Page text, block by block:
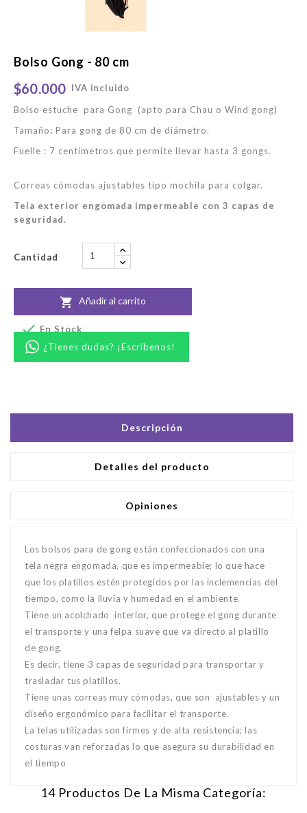
Bolso Gong - 80 cm
$60.000 IVA incluido
Bolso estuche para Gong (apto para Chau o Wind gong)
Tamaño: Para gong de 80 cm de diámetro.
Fuelle : 7 centímetros que permite llevar hasta 3 gongs.
Correas cómodas ajustables tipo mochila para colgar.
Tela exterior engomada impermeable con 3 capas de
seguridad.
Cantidad
 Añadir al carrito
 En Stock
¿Tienes dudas? ¡Escríbenos!
Descripción
Detalles del producto
Opiniones
Los bolsos para de gong están confeccionados con una
tela negra engomada, que es impermeable; lo que hace
que los platillos estén protegidos por las inclemencias del
tiempo, como la lluvia y humedad en el ambiente.
Tiene un acolchado interior, que protege el gong durante
el transporte y una felpa suave que va directo al platillo
de gong.
Es decir, tiene 3 capas de seguridad para transportar y
trasladar tus platillos.
Tiene unas correas muy cómodas, que son ajustables y un
diseño ergonómico para facilitar el transporte.
La telas utilizadas son firmes y de alta resistencia; las
costuras van reforzadas lo que asegura su durabilidad en
el tiempo
14 Productos De La Misma Categoría: